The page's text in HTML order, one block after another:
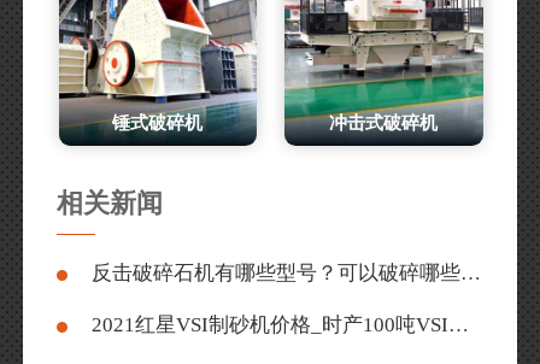
锤式破碎机 冲击式破碎机
相关新闻
反击破碎石机有哪些型号？可以破碎哪些石头？
2021红星VSI制砂机价格_时产100吨VSI制砂机推荐（含视频）